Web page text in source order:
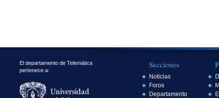
El departamento de Telemática
pertenece a:
Secciones
Noticias
Foros
Departamento